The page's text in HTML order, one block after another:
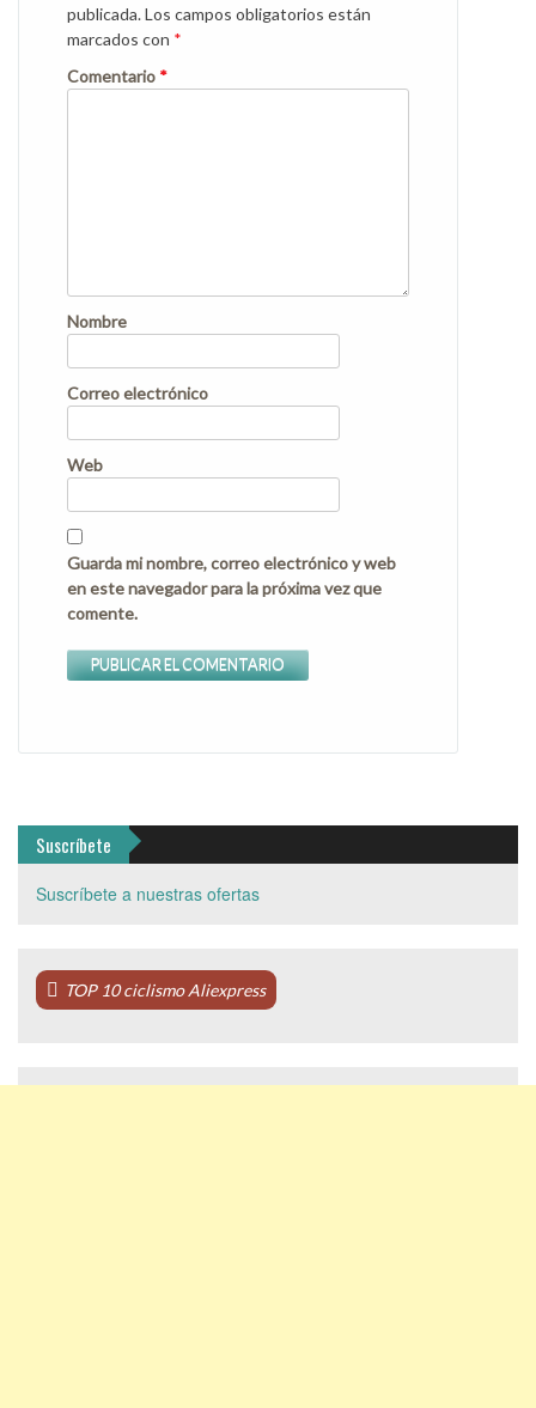
publicada.Los campos obligatorios están
marcados con *
Comentario *
Nombre
Correo electrónico
Web
Guarda mi nombre, correo electrónico y web
en este navegador para la próxima vez que
comente.
Suscríbete
Suscríbete a nuestras ofertas
TOP 10 ciclismo Aliexpress